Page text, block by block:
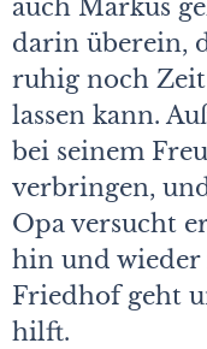
auch Markus
darin überein,
ruhig noch
lassen kann.
bei seinem
verbringen,
Opa versucht
hin und
Friedhof geht
hilft.